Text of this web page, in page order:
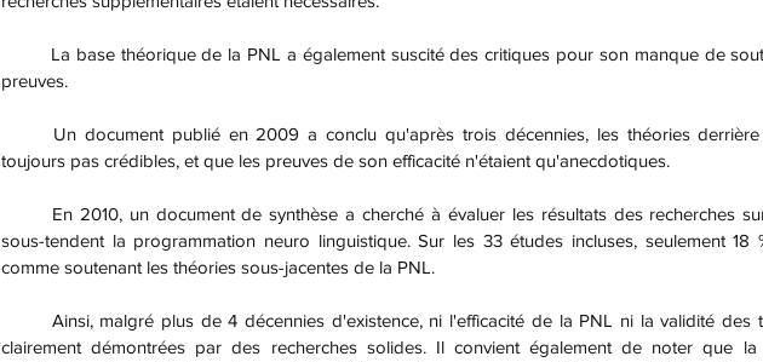
preuves.
toujours pas crédibles, et que les preuves de son efficacité n'étaient qu'anecdotiques.
sous-tendent la programmation neuro linguistique. Sur les 33 études incluses, seulement 18
comme soutenant les théories sous-jacentes de la PNL.
clairement démontrées par des recherches solides. Il convient également de noter que